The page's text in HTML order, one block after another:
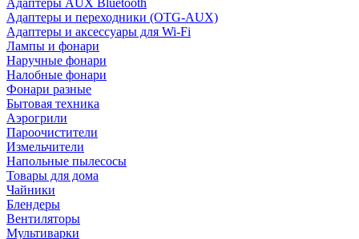
Адаптеры AUX Bluetooth
Адаптеры и переходники (OTG-AUX)
Адаптеры и аксессуары для Wi-Fi
Лампы и фонари
Наручные фонари
Налобные фонари
Фонари разные
Бытовая техника
Аэрогрили
Пароочистители
Измельчители
Напольные пылесосы
Товары для дома
Чайники
Блендеры
Вентиляторы
Мультиварки